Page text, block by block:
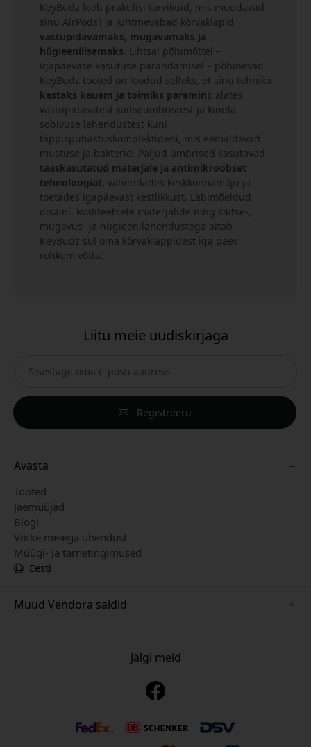
KeyBudz loob praktilisi tarvikuid, mis muudavad
sinu AirPods’i ja juhtmevabad kõrvaklapid
vastupidavamaks, mugavamaks ja
hügieenilisemaks. Lihtsal põhimõttel –
igapäevase kasutuse parandamisel – põhinevad
KeyBudz tooted on loodud selleks, et sinu tehnika
kestaks kauem ja toimiks paremini: alates
vastupidavatest kaitseümbristest ja kindla
sobivuse lahendustest kuni
täppispuhastuskomplektideni, mis eemaldavad
mustuse ja bakterid. Paljud ümbrised kasutavad
taaskasutatud materjale ja antimikroobset
tehnoloogiat, vähendades keskkonnamõju ja
toetades igapäevast kestlikkust. Läbimõeldud
disaini, kvaliteetsete materjalide ning kaitse-,
mugavus- ja hügieenilahendustega aitab
KeyBudz sul oma kõrvaklappidest iga päev
rohkem võtta.
Liitu meie uudiskirjaga
Registreeru
Avasta
Tooted
Jaemüüjad
Blogi
Võtke meiega ühendust
Müügi- ja tarnetingimused
Eesti
Muud Vendora saidid
www.myfirst.se
Jälgi meid